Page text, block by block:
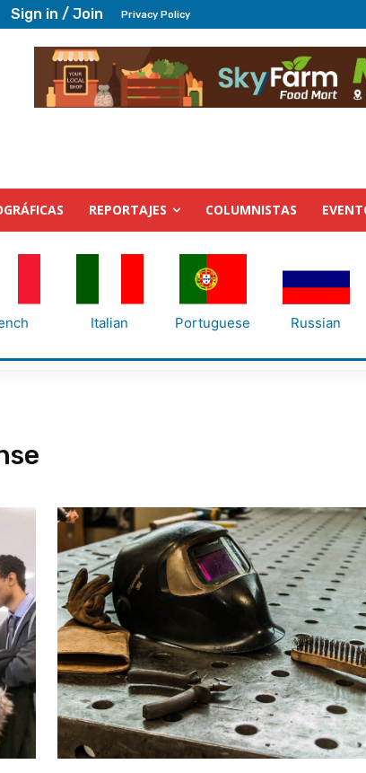
Sign in / Join Privacy Policy
REPORTAJES COLUMNISTAS
Italian Portuguese Russian